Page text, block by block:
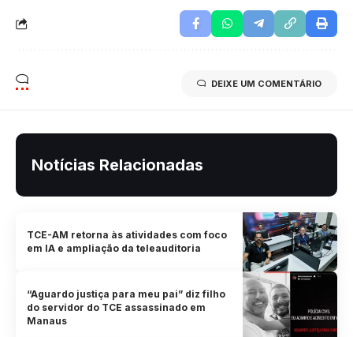
DEIXE UM COMENTÁRIO
Notícias Relacionadas
TCE-AM retorna às atividades com foco
em IA e ampliação da teleauditoria
“Aguardo justiça para meu pai” diz filho
do servidor do TCE assassinado em
Manaus